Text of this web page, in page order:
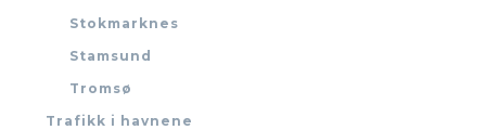
Stokmarknes
Stamsund
Tromsø
Trafikk i havnene